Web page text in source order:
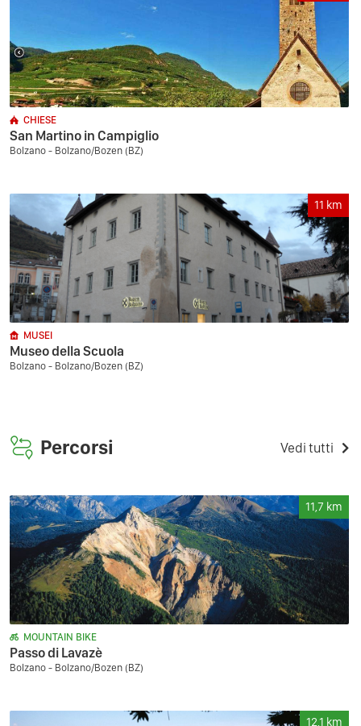
CHIESE
San Martino in Campiglio
Bolzano - Bolzano/Bozen (BZ)
11 km
MUSEI
Museo della Scuola
Bolzano - Bolzano/Bozen (BZ)
Percorsi Vedi tutti
11,7 km
MOUNTAIN BIKE
Passo di Lavazè
Bolzano - Bolzano/Bozen (BZ)
12,1 km